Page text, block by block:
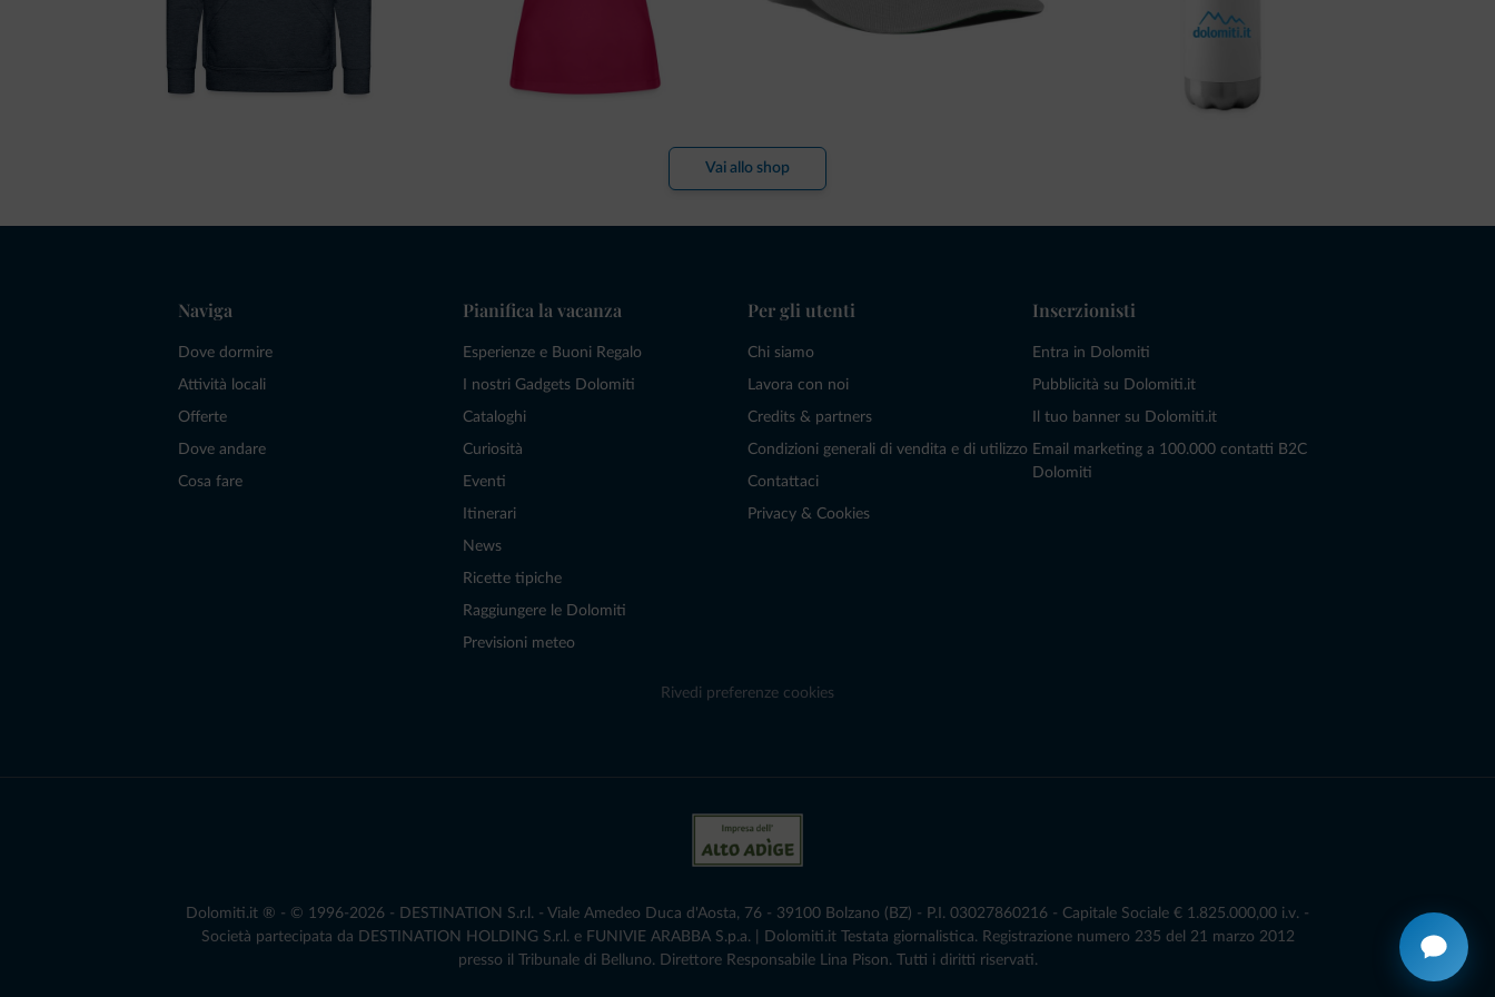
Vai allo shop
Naviga
Dove dormire
Attività locali
Offerte
Dove andare
Cosa fare
Pianifica la vacanza
Esperienze e Buoni Regalo
I nostri Gadgets Dolomiti
Cataloghi
Curiosità
Eventi
Itinerari
News
Ricette tipiche
Raggiungere le Dolomiti
Previsioni meteo
Per gli utenti
Chi siamo
Lavora con noi
Credits & partners
Condizioni generali di vendita e di utilizzo
Contattaci
Privacy & Cookies
Inserzionisti
Entra in Dolomiti
Pubblicità su Dolomiti.it
Il tuo banner su Dolomiti.it
Email marketing a 100.000 contatti B2C
Dolomiti
Rivedi preferenze cookies
Dolomiti.it ® - © 1996-2026 - DESTINATION S.r.l. - Viale Amedeo Duca d'Aosta, 76 - 39100 Bolzano (BZ) - P.I. 03027860216 - Capitale Sociale € 1.825.000,00 i.v. -
Società partecipata da DESTINATION HOLDING S.r.l. e FUNIVIE ARABBA S.p.a. | Dolomiti.it Testata giornalistica. Registrazione numero 235 del 21 marzo 2012
presso il Tribunale di Belluno.­ Direttore Responsabile Lina Pison. Tutti i diritti riservati.